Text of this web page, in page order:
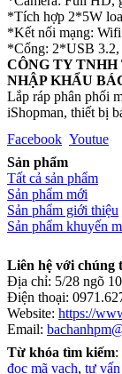
*Tích hợp 2*5W
*Kết nối mạng:
*Cổng: 2*USB
CÔNG TY
NHẬP KHẨU
Lắp ráp phân phối
iShopman, thiết bị
Facebook Youtue
Sản phẩm
Tất cả sản phẩm
Sản phẩm mới
Sản phẩm giới thiệu
Sản phẩm khuyến
Liên hệ với chúng
Địa chỉ: 5/28 ngõ
Điện thoại:
Website: https://
Email:
Từ khóa tìm kiếm:
đọc mã vạch, tư